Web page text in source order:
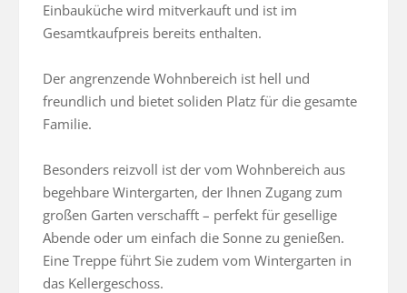
Einbauküche wird mitverkauft und ist im
Gesamtkaufpreis bereits enthalten.
Der angrenzende Wohnbereich ist hell und
freundlich und bietet soliden Platz für die gesamte
Familie.
Besonders reizvoll ist der vom Wohnbereich aus
begehbare Wintergarten, der Ihnen Zugang zum
großen Garten verschafft – perfekt für gesellige
Abende oder um einfach die Sonne zu genießen.
Eine Treppe führt Sie zudem vom Wintergarten in
das Kellergeschoss.